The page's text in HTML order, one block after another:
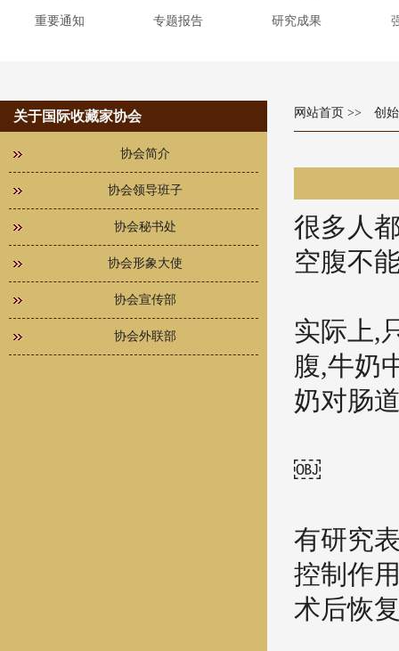
重要通知 专题报告 研究成果
关于国际收藏家协会
协会简介
协会领导班子
协会秘书处
协会形象大使
协会宣传部
协会外联部
网站首页 >> 创始
很多人
空腹不
实际上,
腹,牛奶
奶对肠
￼
有研究
控制作
术后恢